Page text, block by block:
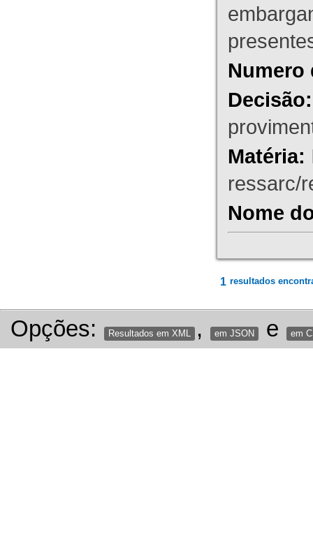
Numero
Decisão:
Matéria:
ressarc/
Nome
1 resultados
Opções: Resultados em XML , em JSON e em